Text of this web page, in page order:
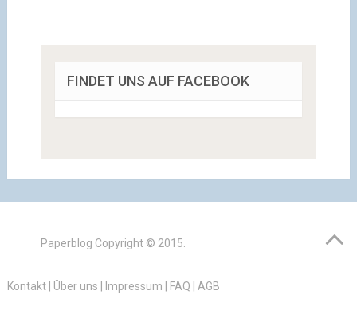
FINDET UNS AUF FACEBOOK
Paperblog Copyright © 2015.
Kontakt| Über uns Impressum FAQ AGB